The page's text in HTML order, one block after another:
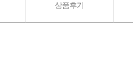
상품후기